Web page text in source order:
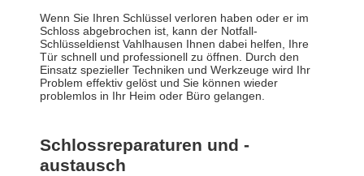
Wenn Sie Ihren Schlüssel verloren haben oder er im
Schloss abgebrochen ist, kann der Notfall-
Schlüsseldienst Vahlhausen Ihnen dabei helfen, Ihre
Tür schnell und professionell zu öffnen. Durch den
Einsatz spezieller Techniken und Werkzeuge wird Ihr
Problem effektiv gelöst und Sie können wieder
problemlos in Ihr Heim oder Büro gelangen.
Schlossreparaturen und -
austausch